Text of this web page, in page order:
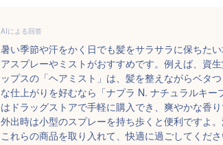
AIによる回答
暑い季節や汗をかく日でも髪をサラサラに保ちた
アスプレーやミストがおすすめです。例えば、資
ップスの「ヘアミスト」は、髪を整えながらベタ
な仕上がりを好むなら「ナプラ N. ナチュラルキ
はドラッグストアで手軽に購入でき、爽やかな香
外出時は小型のスプレーを持ち歩くと便利ですよ
これらの商品を取り入れて、快適に過ごしてくださ